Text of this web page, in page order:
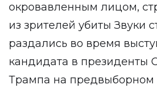
окровавленным лицом,
из зрителей убиты Звуки
раздались во время
кандидата в президенты
Трампа на предвыборном